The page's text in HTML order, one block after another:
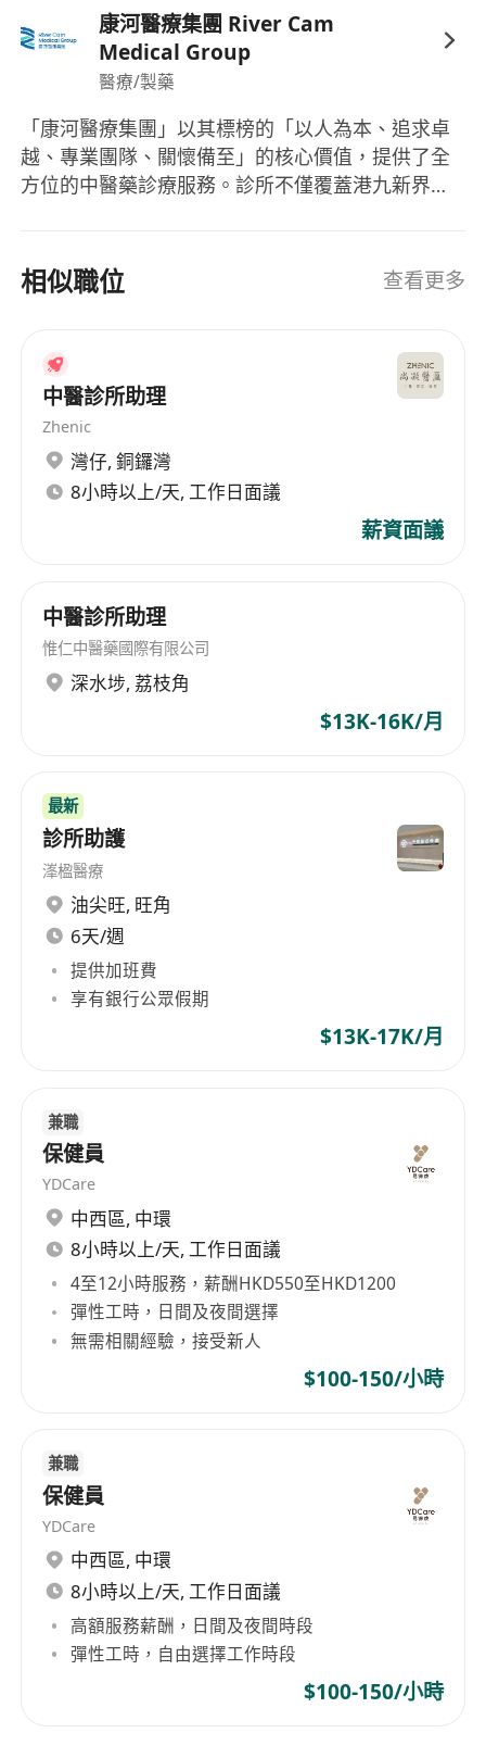
更多資訊:
如欲了解更多康河資訊，可瀏覽：
https://www.rcclinic.com.hk/
時間：
日班
早班
福利：
有薪年假
育嬰假
員工購物優惠
晉升機會
產假
執照/認證:
中醫執業資格 (必要條件)
Work Location: 親身到場
康河醫療集團 River Cam
Medical Group
醫療/製藥
「康河醫療集團」以其標榜的「以人為本、追求卓
越、專業團隊、關懷備至」的核心價值，提供了全
方位的中醫藥診療服務。診所不僅覆蓋港九新界地
可靠的醫療保健服務。主要的服務項目包括中醫診
治、痛症管理、以及生育及婦產調理等，致力於滿
Group, adhering to its core values of "people-
oriented, striving for excellence, professional
team, and caring comprehensively", provides a
full range of traditional Chinese medicine
diagnosis and treatment services. The clinics
not only cover the areas of Hong Kong Island,
Kowloon and the New Territories, but also
and Western cultures, aiming to improve
service efficiency and quality and ensure
public. The main service items include TCM
diagnosis and treatment, pain management, as
needs of the general public.
相似職位 查看更多
中醫診所助理
Zhenic
灣仔, 銅鑼灣
8小時以上/天, 工作日面議
薪資面議
中醫診所助理
惟仁中醫藥國際有限公司
深水埗, 荔枝角
$13K-16K/月
最新
診所助護
溄楹醫療
油尖旺, 旺角
6天/週
提供加班費
享有銀行公眾假期
$13K-17K/月
兼職
保健員
YDCare
中西區, 中環
8小時以上/天, 工作日面議
4至12小時服務，薪酬HKD550至HKD1200
彈性工時，日間及夜間選擇
無需相關經驗，接受新人
$100-150/小時
兼職
保健員
YDCare
中西區, 中環
8小時以上/天, 工作日面議
高額服務薪酬，日間及夜間時段
彈性工時，自由選擇工作時段
$100-150/小時